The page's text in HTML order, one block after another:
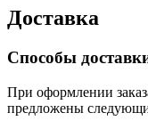
Доставка
Способы
При оформлении
предложены